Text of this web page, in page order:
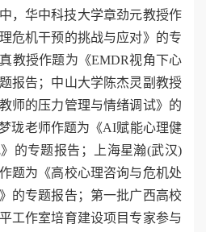
，华中科技大学章劲元教授作
危机干预的挑战与应对》的专
教授作题为《EMDR视角下心
报告；中山大学陈杰灵副教授
师的压力管理与情绪调试》的
珑老师作题为《AI赋能心理健
的专题报告；上海星瀚(武汉)
题为《高校心理咨询与危机处
的专题报告；第一批广西高校
工作室培育建设项目专家参与